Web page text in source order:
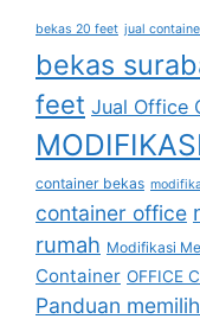
bekas 20 feet jual
bekas
feet Jual Office
container bekas
container office
rumah Modifikasi
Container OFFICE
Panduan